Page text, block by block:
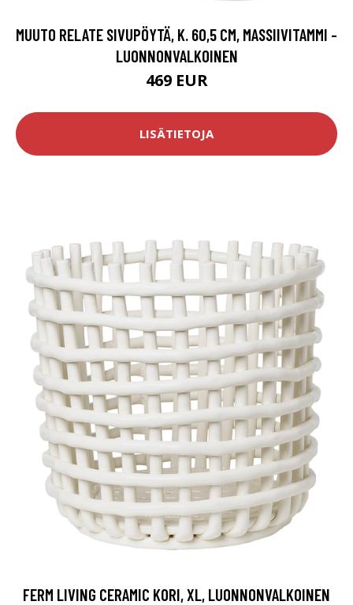
MUUTO RELATE SIVUPÖYTÄ, K. 60,5 CM, MASSIIVITAMMI -
LUONNONVALKOINEN
469 EUR
LISÄTIETOJA
FERM LIVING CERAMIC KORI, XL, LUONNONVALKOINEN